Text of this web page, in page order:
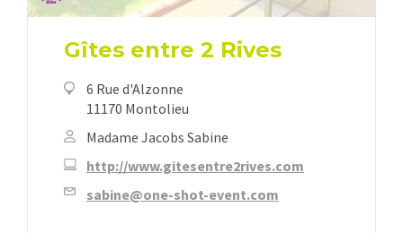
Gîtes entre 2 Rives
6 Rue d'Alzonne
11170 Montolieu
Madame Jacobs Sabine
http://www.gitesentre2rives.com
sabine@one-shot-event.com